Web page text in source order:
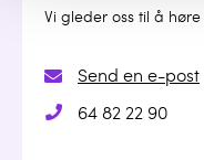
Vi gleder oss til å
Send en e-post
64 82 22 90